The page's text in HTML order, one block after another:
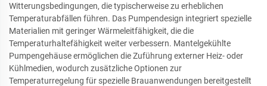
Witterungsbedingungen, die typischerweise zu erheblichen
Temperaturabfällen führen. Das Pumpendesign integriert spezielle
Materialien mit geringer Wärmeleitfähigkeit, die die
Temperaturhaltefähigkeit weiter verbessern. Mantelgekühlte
Pumpengehäuse ermöglichen die Zuführung externer Heiz- oder
Kühlmedien, wodurch zusätzliche Optionen zur
Temperaturregelung für spezielle Brauanwendungen bereitgestellt